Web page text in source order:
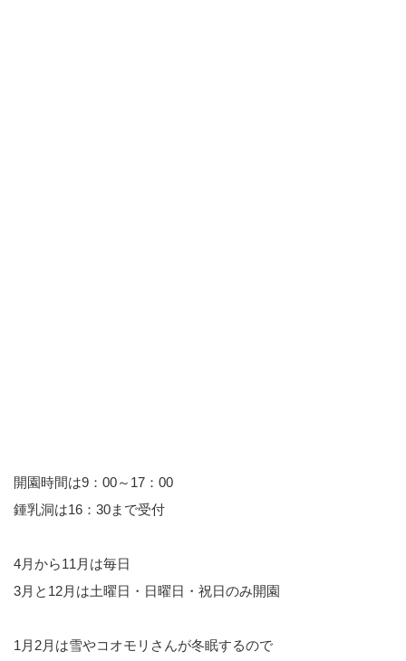
開園時間は9：00～17：00
鍾乳洞は16：30まで受付
4月から11月は毎日
3月と12月は土曜日・日曜日・祝日のみ開園
1月2月は雪やコオモリさんが冬眠するので